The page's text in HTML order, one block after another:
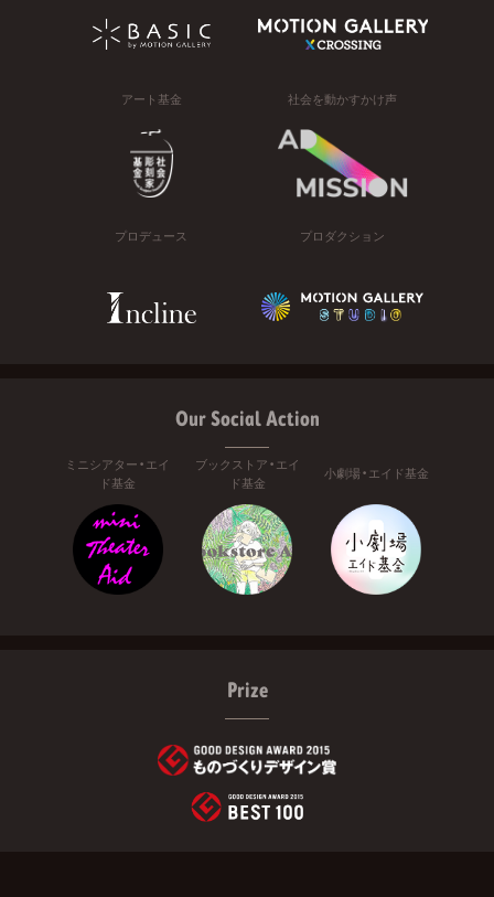
アート基金 社会を動かすかけ声
プロデュース プロダクション
Our Social Action
ミニシアター・エイ
ド基金
ブックストア・エイ
ド基金
小劇場・エイド基金
Prize